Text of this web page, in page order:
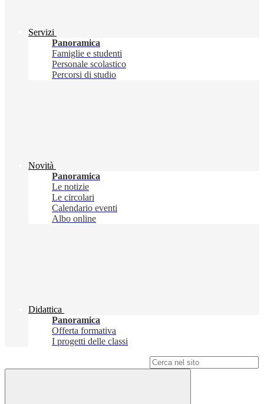
Servizi
Panoramica
Famiglie e studenti
Personale scolastico
Percorsi di studio
Novità
Panoramica
Le notizie
Le circolari
Calendario eventi
Albo online
Didattica
Panoramica
Offerta formativa
I progetti delle classi